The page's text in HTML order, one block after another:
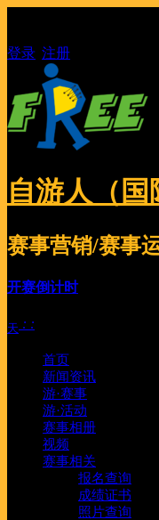
登录 注册
自游人（
赛事营销/赛事
开赛倒计时
天 : :
首页
新闻资讯
游·赛事
游·活动
赛事相册
视频
赛事相关
报名查询
成绩证书
照片查询